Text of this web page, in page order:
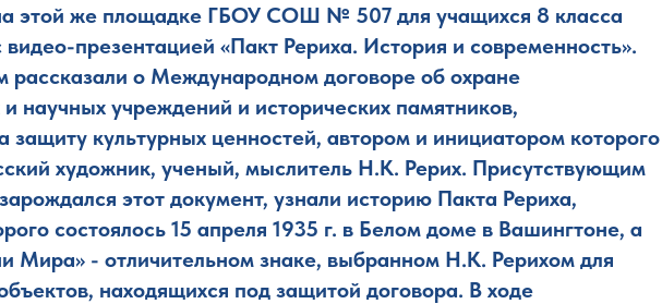
этой же площадке ГБОУ СОШ № 507 для учащихся 8 класса
презентацией «Пакт Рериха. История и современность».
рассказали о Международном договоре об охране
научных учреждений и исторических памятников,
защиту культурных ценностей, автором и инициатором которого
художник, ученый, мыслитель Н.К. Рерих. Присутствующим
этот документ, узнали историю Пакта Рериха,
состоялось 15 апреля 1935 г. в Белом доме в Вашингтоне, а
Мира» - отличительном знаке, выбранном Н.К. Рерихом для
находящихся под защитой договора. В ходе